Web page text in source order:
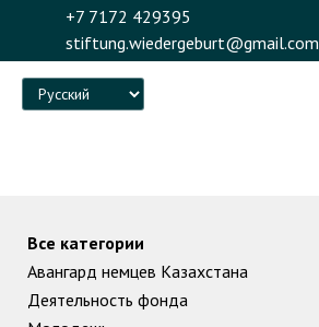
+7 7172 429395
stiftung.wiedergeburt@gmail.com
Language
Все категории
Авангард немцев Казахстана
Деятельность фонда